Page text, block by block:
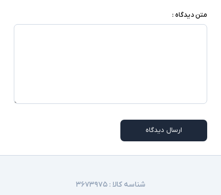
سیستم عامل ‎Windows 11 Pro
توضیحات تکمیلی
متن دیدگاه :
ارسال دیدگاه
شناسه کالا :۳۶۷۳۹۷۵